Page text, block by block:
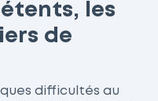
les
de
difficultés au